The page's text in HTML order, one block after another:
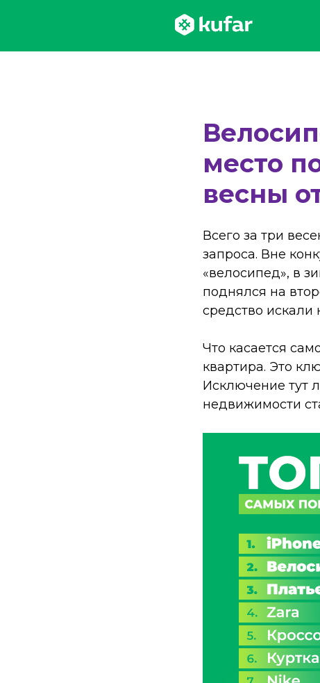
место
весны
Всего за три
запроса. Вне
«велосипед», в
поднялся на
средство искали
Что касается
квартира. Это
Исключение тут
недвижимости